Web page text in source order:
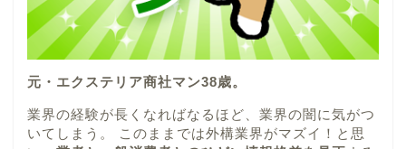
元・エクステリア商社マン38歳。
業界の経験が長くなればなるほど、業界の闇に気がつ
いてしまう。 このままでは外構業界がマズイ！と思